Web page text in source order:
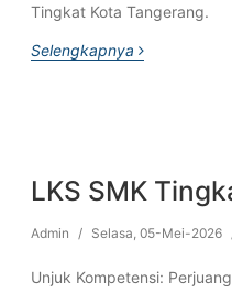
Tingkat Kota Tangerang.
Selengkapnya
LKS SMK
Admin / Selasa, 05-Mei-2026
Unjuk Kompetensi: